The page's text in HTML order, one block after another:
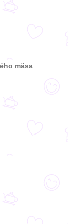
mäsa